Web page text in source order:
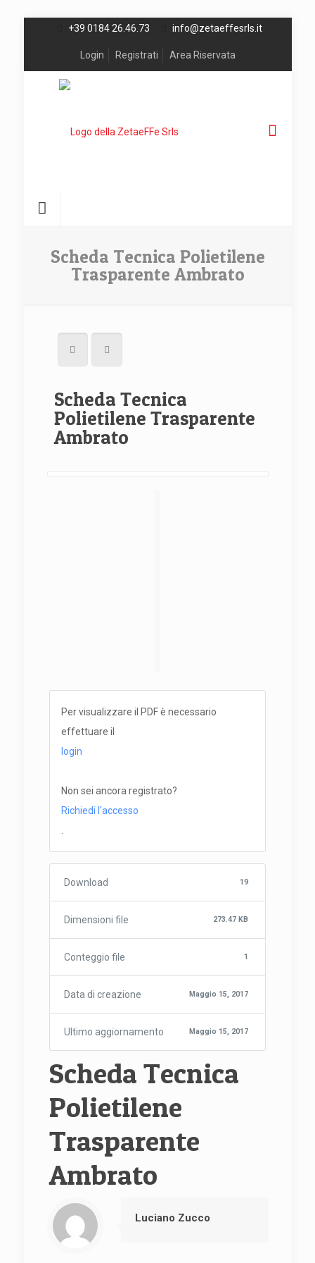
+39 0184 26.46.73 info@zetaeffesrls.it
Login Registrati Area Riservata
Scheda Tecnica Polietilene
Trasparente Ambrato
Scheda Tecnica
Polietilene Trasparente
Ambrato
Per visualizzare il PDF è necessario
effettuare il
login
Non sei ancora registrato?
Richiedi l'accesso
Download 19
Dimensioni file 273.47 KB
Conteggio file 1
Data di creazione Maggio 15, 2017
Ultimo aggiornamento Maggio 15, 2017
Scheda Tecnica
Polietilene
Trasparente
Ambrato
Luciano Zucco